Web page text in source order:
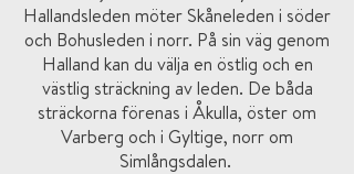
Hallandsleden möter Skåneleden i söder
och Bohusleden i norr. På sin väg genom
Halland kan du välja en östlig och en
västlig sträckning av leden. De båda
sträckorna förenas i Åkulla, öster om
Varberg och i Gyltige, norr om
Simlångsdalen.